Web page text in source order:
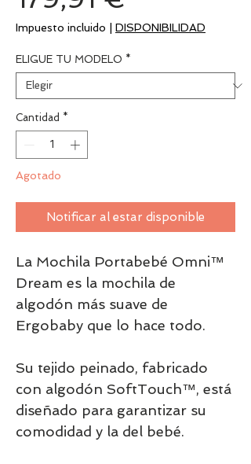
de
oferta
Impuesto incluido DISPONIBILIDAD
ELIGUE TU MODELO *
Cantidad *
Agotado
Notificar al estar disponible
La Mochila Portabebé Omni™
Dream es la mochila de
algodón más suave de
Ergobaby que lo hace todo.
Su tejido peinado, fabricado
con algodón SoftTouch™, está
diseñado para garantizar su
comodidad y la del bebé.